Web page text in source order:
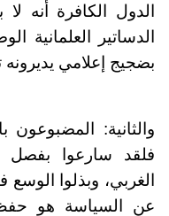
الدول الكافرة أنه
الدساتير العلمانية
بضجيج إعلامي يديرونه
والثانية: المضبوعون
فلقد سارعوا بفصل
الغربي، وبذلوا
عن السياسة هو